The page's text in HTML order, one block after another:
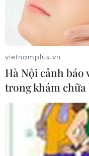
vietnamplus.vn
Hà Nội cảnh báo
trong khám